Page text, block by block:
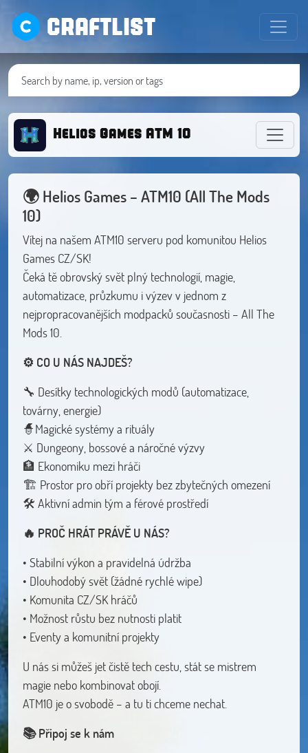
CRAFTLIST
Helios Games ATM 10
🌍 Helios Games – ATM10 (All The Mods
10)
Vítej na našem ATM10 serveru pod komunitou Helios
Games CZ/SK!
Čeká tě obrovský svět plný technologií, magie,
automatizace, průzkumu i výzev v jednom z
nejpropracovanějších modpacků současnosti – All The
Mods 10.
⚙️ CO U NÁS NAJDEŠ?
🔧 Desítky technologických modů (automatizace,
továrny, energie)
🧙‍Magické systémy a rituály
⚔️ Dungeony, bossové a náročné výzvy
🏦 Ekonomiku mezi hráči
🏗️ Prostor pro obří projekty bez zbytečných omezení
🛠️ Aktivní admin tým a férové prostředí
🔥 PROČ HRÁT PRÁVĚ U NÁS?
• Stabilní výkon a pravidelná údržba
• Dlouhodobý svět (žádné rychlé wipe)
• Komunita CZ/SK hráčů
• Možnost růstu bez nutnosti platit
• Eventy a komunitní projekty
U nás si můžeš jet čistě tech cestu, stát se mistrem
magie nebo kombinovat obojí.
ATM10 je o svobodě – a tu ti chceme nechat.
📚 Připoj se k nám